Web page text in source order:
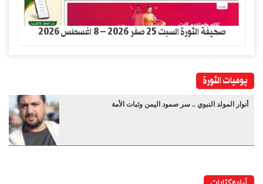
صحيفة الثورة السبت 25 صفر 2026 – 8 اغسطس 2026
يوميات الثورة
أنوار المولد النبوي .. سر صمود اليمن وثبات الأمة